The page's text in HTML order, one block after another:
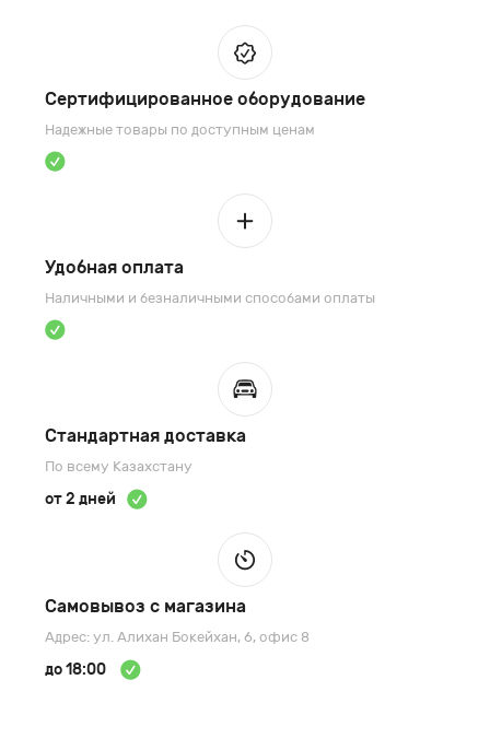
Сертифицированное оборудование
Надежные товары по доступным ценам
Удобная оплата
Наличными и безналичными способами оплаты
Стандартная доставка
По всему Казахстану
от 2 дней
Самовывоз с магазина
Адрес: ул. Алихан Бокейхан, 6, офис 8
до 18:00